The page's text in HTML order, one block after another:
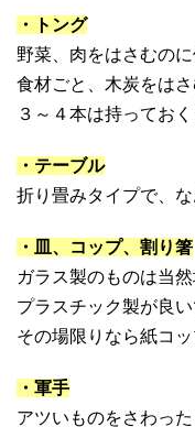
・トング
野菜、肉をはさむのに
食材ごと、木炭をは
３～４本は持っておく
・テーブル
折り畳みタイプで、
・皿、コップ、割り箸
ガラス製のものは当
プラスチック製が良い
その場限りなら紙コッ
・軍手
アツいものをさわった